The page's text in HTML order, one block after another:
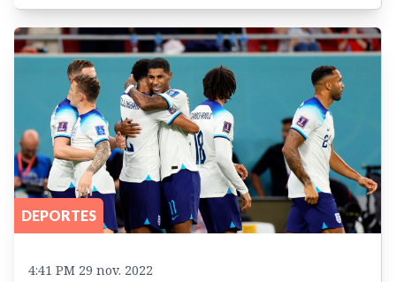
DEPORTES
4:41 PM 29 nov. 2022